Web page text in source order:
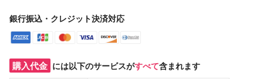
銀行振込・クレジット決済対応
購入代金 には以下のサービスがすべて含まれます